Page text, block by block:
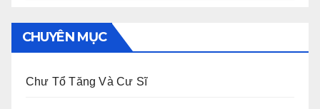
CHUYÊN MỤC
Chư Tổ Tăng Và Cư Sĩ